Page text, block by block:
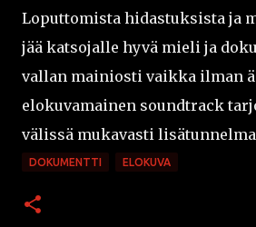
Loputtomista hidastuksista ja
jää katsojalle hyvä mieli ja
vallan mainiosti vaikka ilman
elokuvamainen soundtrack
välissä mukavasti
DOKUMENTTI ELOKUVA